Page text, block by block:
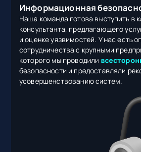
Информационная
Наша команда готова выступить в
консультанта, предлагающего
и оценке уязвимостей. У нас есть
сотрудничества с крупными
которого мы проводили
безопасности и предоставляли
усовершенствованию систем.